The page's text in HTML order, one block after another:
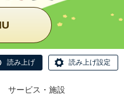
読み上げ 読み上げ設定
サービス・施設